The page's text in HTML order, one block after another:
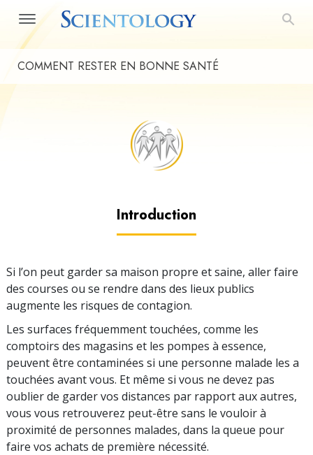
COMMENT RESTER EN BONNE SANTÉ
Introduction
Si l’on peut garder sa maison propre et saine, aller faire
des courses ou se rendre dans des lieux publics
augmente les risques de contagion.
Les surfaces fréquemment touchées, comme les
comptoirs des magasins et les pompes à essence,
peuvent être contaminées si une personne malade les a
touchées avant vous. Et même si vous ne devez pas
oublier de garder vos distances par rapport aux autres,
vous vous retrouverez peut-être sans le vouloir à
proximité de personnes malades, dans la queue pour
faire vos achats de première nécessité.